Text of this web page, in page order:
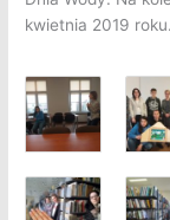
kwietnia 2019 roku.